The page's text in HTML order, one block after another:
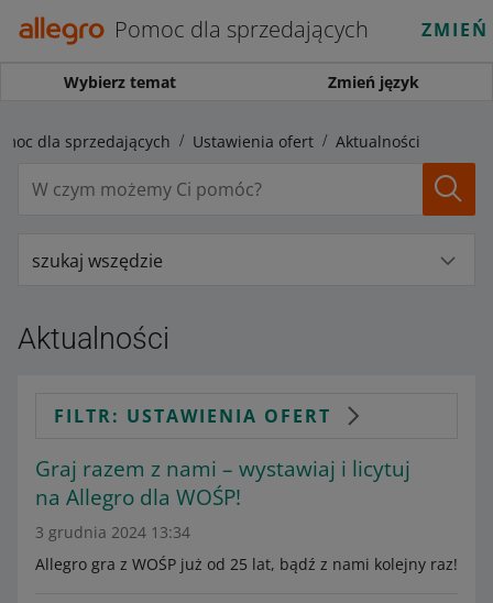
Pomoc dla sprzedających
Wybierz temat Zmień język
dla sprzedających Ustawienia ofert Aktualności
szukaj wszędzie
Aktualności
FILTR: USTAWIENIA OFERT
Graj razem z nami – wystawiaj i licytuj
na Allegro dla WOŚP!
3 grudnia 2024 13:34
Allegro gra z WOŚP już od 25 lat, bądź z nami kolejny raz!